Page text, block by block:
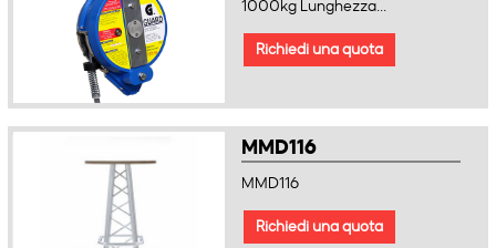
1000kg Lunghezza...
Richiedi una quota
MMD116
MMD116
Richiedi una quota